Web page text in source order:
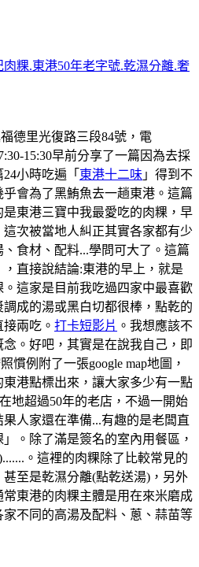
肉粿.東港50年老字號.乾濕分離.奢
德里光復路三段84號，電
15:30早前分享了一篇因為去採
小時吃遍「 東港十二味 」得到不
會為了黑鮪魚去一趟東港。這篇
東港三寶中我最愛吃的肉粿，早
次被當地人糾正其實各家都有少
食材、配料...學問可大了。這篇
直接說結論:東港的早上，就是
這家是目前我吃過四家中最喜歡
成的湯或黑白切都很棒，點乾的
兩吃。 打卡短影片 。我想應該不
。好吧，其實是在說我自己，即
慣例附了一張google map地圖，
港點標出來，讓大家多少有一點
地超過50年的老店，不過一開始
人家還在準備...有趣的是老闆直
。除了滿是簽名的室內用餐區，
。這裡的肉粿除了比較常見的
至是乾濕分離(點乾送湯)，另外
東港的肉粿主體是用在來米磨成
不同的高湯及配料、蔥、蒜苗等